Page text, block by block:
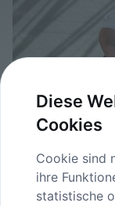
Diese
Cookies
Cookie sind
ihre
statistische